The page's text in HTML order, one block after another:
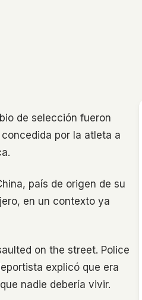
de selección fueron
por la atleta a
país de origen de su
en un contexto ya
on the street. Police
explicó que era
nadie debería vivir.